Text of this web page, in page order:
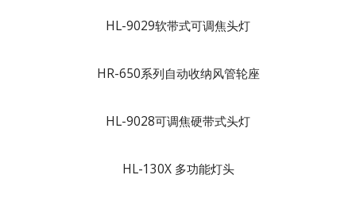
HL-9029软带式可调焦头灯
HR-650系列自动收纳风管轮座
HL-9028可调焦硬带式头灯
HL-130X 多功能灯头